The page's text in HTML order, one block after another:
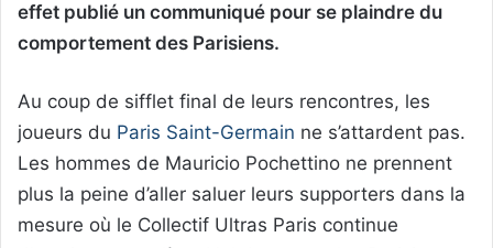
effet publié un communiqué pour se plaindre du
comportement des Parisiens.
Au coup de sifflet final de leurs rencontres, les
joueurs du Paris Saint-Germain ne s’attardent pas.
Les hommes de Mauricio Pochettino ne prennent
plus la peine d’aller saluer leurs supporters dans la
mesure où le Collectif Ultras Paris continue